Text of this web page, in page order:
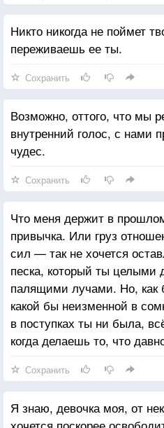
Никто никогда не поймет
переживаешь ее ты.
Сохранить
Возможно, оттого, что мы
внутренний голос, с нами
чудес.
Сохранить
Что меня держит в
привычка. Или груз
сил — так не хочется
песка, который ты целыми
палящими лучами. Но, как
какой бы неизменной в
в поступках ты ни была,
когда делаешь то, что
Сохранить
Я знаю, девочка моя, от